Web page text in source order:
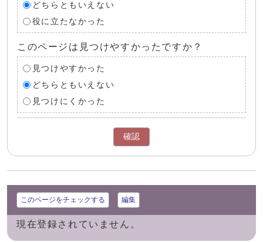
どちらともいえない
役に立たなかった
このページは見つけやすかったですか？
見つけやすかった
どちらともいえない
見つけにくかった
確認
このページをチェックする 編集
現在登録されていません。